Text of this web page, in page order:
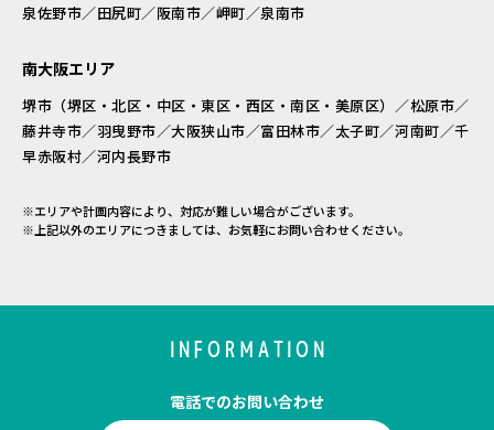
泉佐野市／田尻町／阪南市／岬町／泉南市
南大阪エリア
堺市（堺区・北区・中区・東区・西区・南区・美原区）／松原市／
藤井寺市／羽曳野市／大阪狭山市／富田林市／太子町／河南町／千
早赤阪村／河内長野市
※エリアや計画内容により、対応が難しい場合がございます。
※上記以外のエリアにつきましては、お気軽にお問い合わせください。
INFORMATION
電話でのお問い合わせ